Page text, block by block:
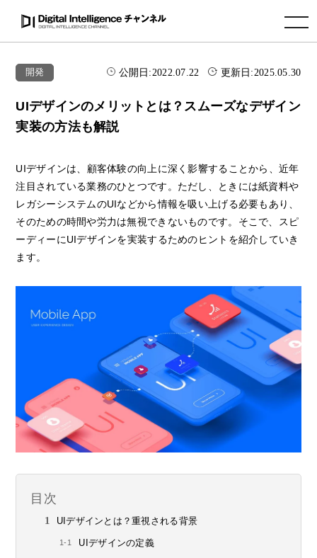
toggle navigation
開発 公開日:2022.07.22 更新日:2025.05.30
UIデザインのメリットとは？スムーズなデザイン
実装の方法も解説
UIデザインは、顧客体験の向上に深く影響することから、近年
注目されている業務のひとつです。ただし、ときには紙資料や
レガシーシステムのUIなどから情報を吸い上げる必要もあり、
そのための時間や労力は無視できないものです。そこで、スピ
ーディーにUIデザインを実装するためのヒントを紹介していき
ます。
目次
UIデザインとは？重視される背景
UIデザインの定義